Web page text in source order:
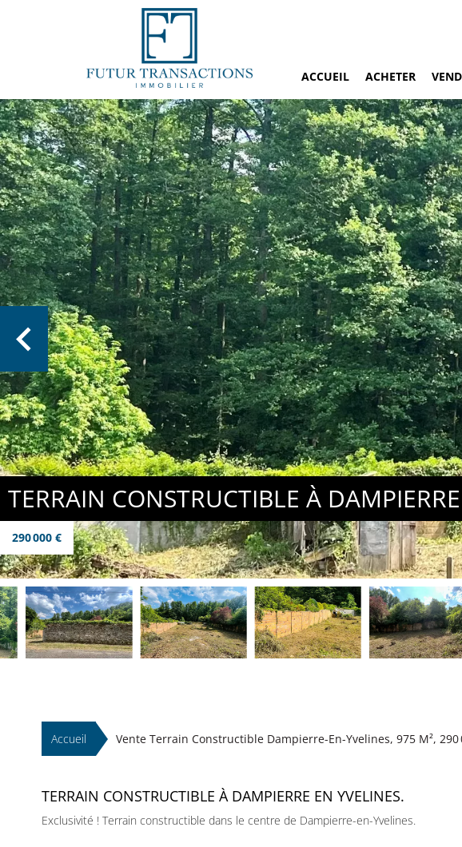
ACCUEIL ACHETER
TERRAIN CONSTRUCTIBLE À
290 000 €
Accueil Vente Terrain Constructible Dampierre-En-Yvelines, 975 M², 290
TERRAIN CONSTRUCTIBLE À DAMPIERRE EN YVELINES.
Exclusivité ! Terrain constructible dans le centre de Dampierre-en-Yvelines.